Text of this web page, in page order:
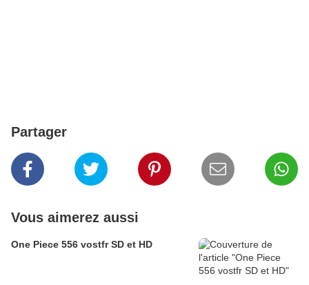
Partager
Vous aimerez aussi
One Piece 556 vostfr SD et HD